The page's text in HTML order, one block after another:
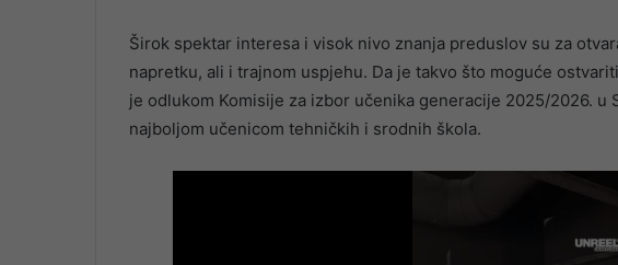
Širok spektar interesa i visok nivo znanja preduslov su za
napretku, ali i trajnom uspjehu. Da je takvo što moguće
je odlukom Komisije za izbor učenika generacije 2025/2026. u
najboljom učenicom tehničkih i srodnih škola.